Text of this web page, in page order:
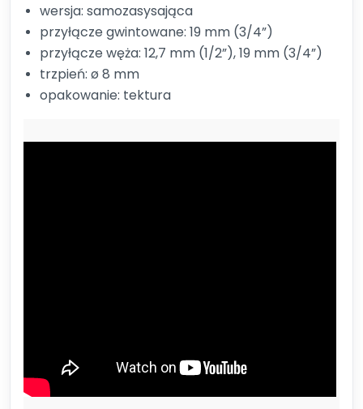
wersja: samozasysająca
przyłącze gwintowane: 19 mm (3/4”)
przyłącze węża: 12,7 mm (1/2”), 19 mm (3/4”)
trzpień: ø 8 mm
opakowanie: tektura